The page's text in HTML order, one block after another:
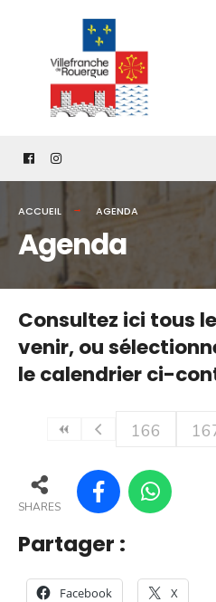
content
ACCUEIL AGENDA
Agenda
Consultez ici tous
venir,ou
le calendrier ci-
166
SHARES
Partager :
Facebook X